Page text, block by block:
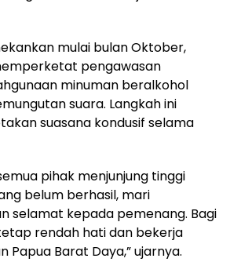
mulai bulan Oktober,
pengawasan
minuman beralkohol
suara. Langkah ini
suasana kondusif selama
pihak menjunjung tinggi
belum berhasil, mari
selamat kepada pemenang. Bagi
rendah hati dan bekerja
Papua Barat Daya,” ujarnya.